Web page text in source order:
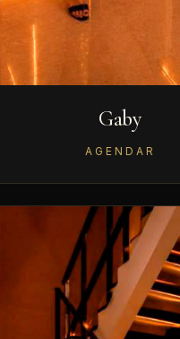
Gaby
AGENDAR